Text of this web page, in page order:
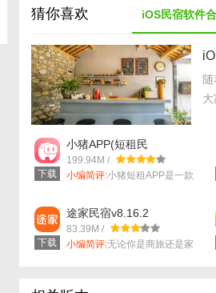
4. 评价系统：用户可以对入住的民宿
5. 客服支持：遇到问题时，用户可以
【美团民宿2024亮点】
1. 丰富的民宿资源：涵盖全国各地
2. 高效的预订流程：简洁明了的界面
3. 完善的评价系统：真实用户的评
4. 安全可靠的支付系统：多重安全
【美团民宿2024玩法】
1. 探索不同地区：通过软件了解各地
猜你喜欢 iOS民宿软件
下载
小猪APP(短租民
宿)v5.30.00
199.94M /
小编简评:小猪短租APP是一款
下载
途家民宿v8.16.2
83.39M /
小编简评:无论你是商旅还是家